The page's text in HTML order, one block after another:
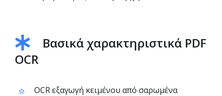
Βασικά χαρακτηριστικά PDF
OCR
OCR εξαγωγή κειμένου από σαρωμένα